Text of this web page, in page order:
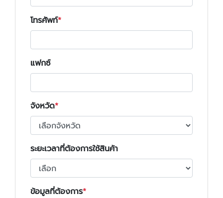
โทรศัพท์
แฟกซ์
จังหวัด
ระยะเวลาที่ต้องการใช้สินค้า
ข้อมูลที่ต้องการ